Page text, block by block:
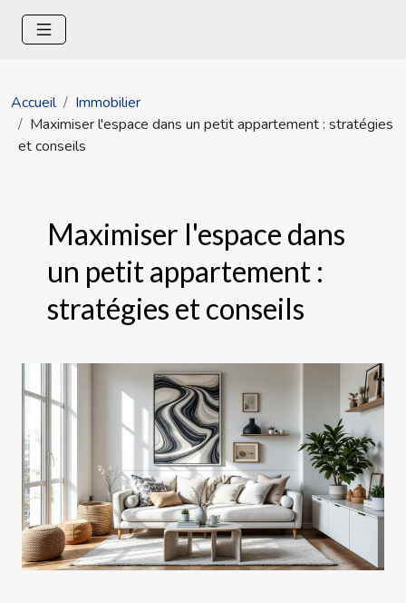
Accueil
Immobilier
Maximiser l'espace dans un petit appartement : stratégies
et conseils
Maximiser l'espace dans
un petit appartement :
stratégies et conseils